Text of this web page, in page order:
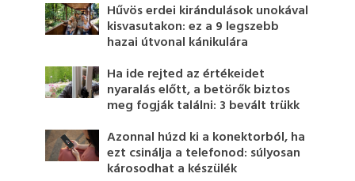
Hűvös erdei kirándulások unokával
kisvasutakon: ez a 9 legszebb
hazai útvonal kánikulára
Ha ide rejted az értékeidet
nyaralás előtt, a betörők biztos
meg fogják találni: 3 bevált trükk
Azonnal húzd ki a konektorból, ha
ezt csinálja a telefonod: súlyosan
károsodhat a készülék